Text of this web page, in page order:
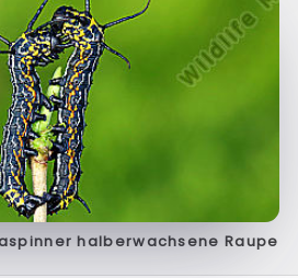
halberwachsene Raupe